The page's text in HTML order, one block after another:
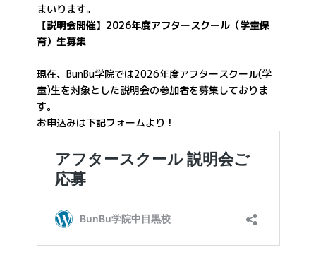
まいります。
【説明会開催】2026年度アフタースクール（学童保
育）生募集
現在、BunBu学院では2026年度アフタースクール(学
童)生を対象とした説明会の参加者を募集しておりま
す。
お申込みは下記フォームより！